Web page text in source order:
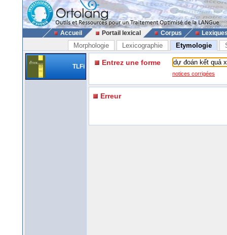
Accueil Portail lexical Corpus
Morphologie Lexicographie Etymologie
TLFi Entrez une forme
notices corrigées
Erreur